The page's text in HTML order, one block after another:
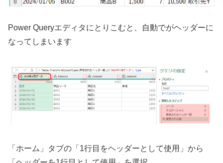
Power Queryエディタにとりこむと、自動でがヘッダーに
なってしまいます
「ホーム」タブの「1行目をヘッダーとして使用」から